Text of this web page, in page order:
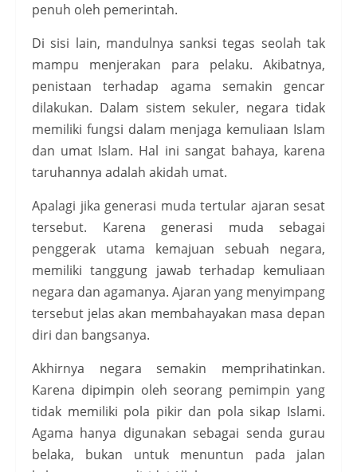
penuh oleh pemerintah.
Di sisi lain, mandulnya sanksi tegas seolah tak
mampu menjerakan para pelaku. Akibatnya,
penistaan terhadap agama semakin gencar
dilakukan. Dalam sistem sekuler, negara tidak
memiliki fungsi dalam menjaga kemuliaan Islam
dan umat Islam. Hal ini sangat bahaya, karena
taruhannya adalah akidah umat.
Apalagi jika generasi muda tertular ajaran sesat
tersebut. Karena generasi muda sebagai
penggerak utama kemajuan sebuah negara,
memiliki tanggung jawab terhadap kemuliaan
negara dan agamanya. Ajaran yang menyimpang
tersebut jelas akan membahayakan masa depan
diri dan bangsanya.
Akhirnya negara semakin memprihatinkan.
Karena dipimpin oleh seorang pemimpin yang
tidak memiliki pola pikir dan pola sikap Islami.
Agama hanya digunakan sebagai senda gurau
belaka, bukan untuk menuntun pada jalan